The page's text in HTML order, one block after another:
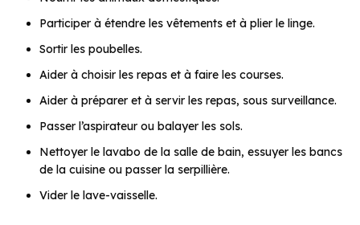
Participer à étendre les vêtements et à plier le linge.
Sortir les poubelles.
Aider à choisir les repas et à faire les courses.
Aider à préparer et à servir les repas, sous surveillance.
Passer l’aspirateur ou balayer les sols.
Nettoyer le lavabo de la salle de bain, essuyer les bancs
de la cuisine ou passer la serpillière.
Vider le lave-vaisselle.